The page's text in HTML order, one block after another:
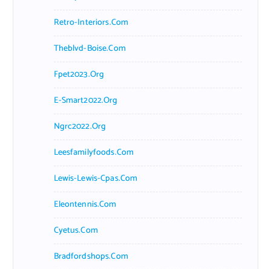
Retro-Interiors.com
Theblvd-Boise.com
Fpet2023.org
E-Smart2022.org
Ngrc2022.org
Leesfamilyfoods.com
Lewis-Lewis-Cpas.com
Eleontennis.com
Cyetus.com
Bradfordshops.com